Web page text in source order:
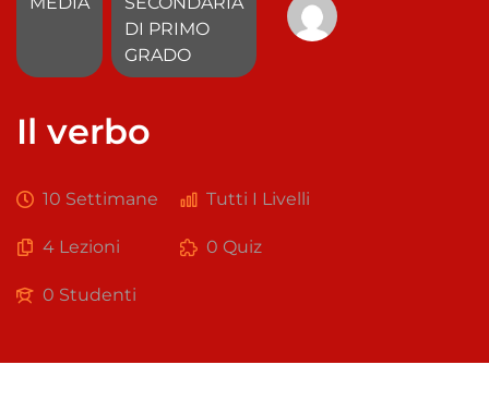
DI PRIMO
GRADO
Il verbo
10 Settimane Tutti I Livelli
4 Lezioni 0 Quiz
0 Studenti